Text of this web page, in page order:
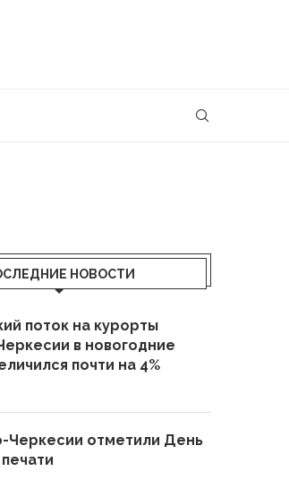
НОВОСТИ
поток на курорты
в новогодние
почти на 4%
Черкесии отметили День